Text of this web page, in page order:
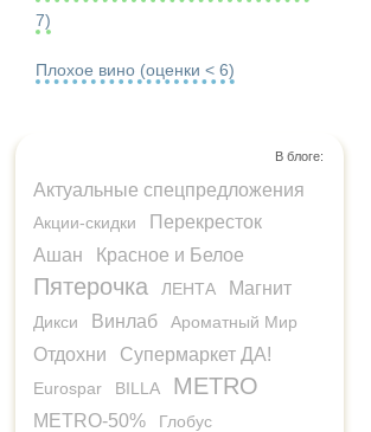
7)
Плохое вино (оценки < 6)
В блоге:
Актуальные спецпредложения
Акции-скидки
Перекресток
Ашан
Красное и Белое
Пятерочка ЛЕНТА Магнит
Дикси Винлаб Ароматный Мир
Отдохни Супермаркет ДА!
Eurospar BILLA METRO
METRO-50% Глобус